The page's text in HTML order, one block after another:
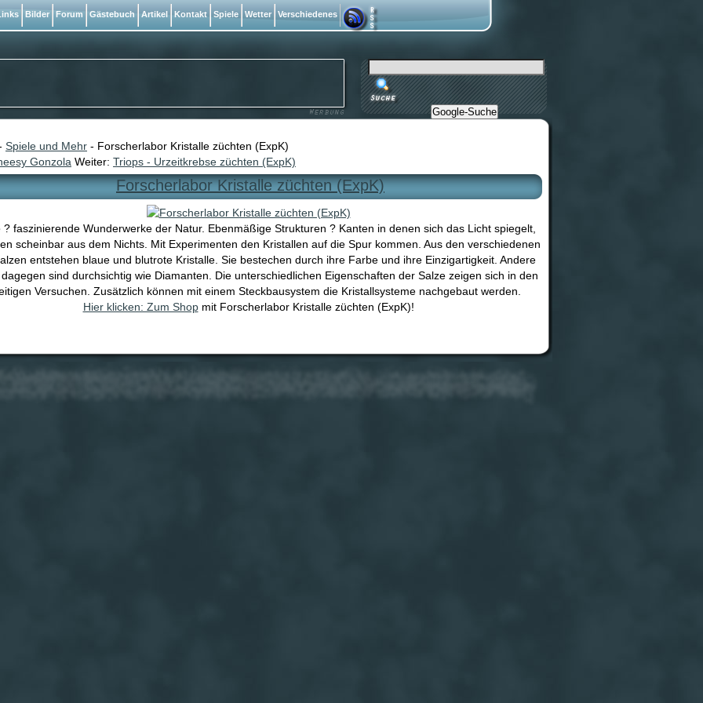
Spiele und Mehr - Forscherlabor Kristalle züchten (ExpK)
Gonzola Weiter: Triops - Urzeitkrebse züchten (ExpK)
Forscherlabor Kristalle züchten (ExpK)
? faszinierende Wunderwerke der Natur. Ebenmäßige Strukturen ? Kanten in denen sich das Licht spiegelt,
scheinbar aus dem Nichts. Mit Experimenten den Kristallen auf die Spur kommen. Aus den verschiedenen
entstehen blaue und blutrote Kristalle. Sie bestechen durch ihre Farbe und ihre Einzigartigkeit. Andere
sind durchsichtig wie Diamanten. Die unterschiedlichen Eigenschaften der Salze zeigen sich in den
Versuchen. Zusätzlich können mit einem Steckbausystem die Kristallsysteme nachgebaut werden.
Hier klicken: Zum Shopmit Forscherlabor Kristalle züchten (ExpK)!
Bilder Forum Gästebuch Artikel Kontakt Spiele Wetter Verschiedenes
Google-Suche